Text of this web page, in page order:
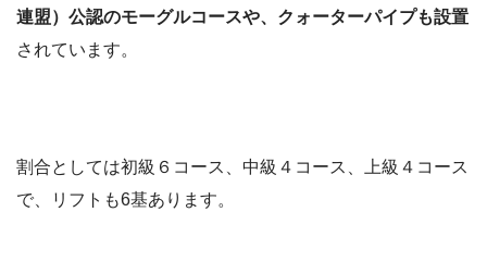
連盟）公認のモーグルコースや、クォーターパイプも設置
されています。
割合としては初級６コース、中級４コース、上級４コース
で、リフトも6基あります。